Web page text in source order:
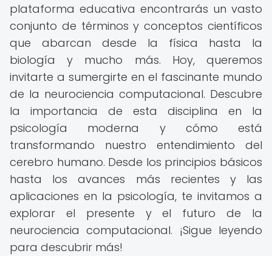
plataforma educativa encontrarás un vasto
conjunto de términos y conceptos científicos
que abarcan desde la física hasta la
biología y mucho más. Hoy, queremos
invitarte a sumergirte en el fascinante mundo
de la neurociencia computacional. Descubre
la importancia de esta disciplina en la
psicología moderna y cómo está
transformando nuestro entendimiento del
cerebro humano. Desde los principios básicos
hasta los avances más recientes y las
aplicaciones en la psicología, te invitamos a
explorar el presente y el futuro de la
neurociencia computacional. ¡Sigue leyendo
para descubrir más!